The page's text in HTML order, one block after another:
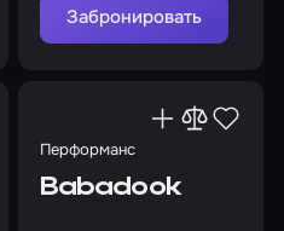
Забронировать
Перформанс
Babadook